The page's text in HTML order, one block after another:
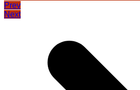
Prev
Next